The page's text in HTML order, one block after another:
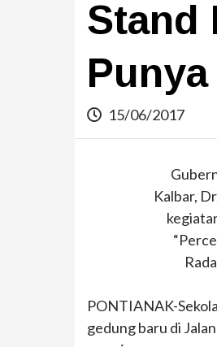
Stand
15/06/2017
Kalbar,
PONTIANAK-
gedung baru di